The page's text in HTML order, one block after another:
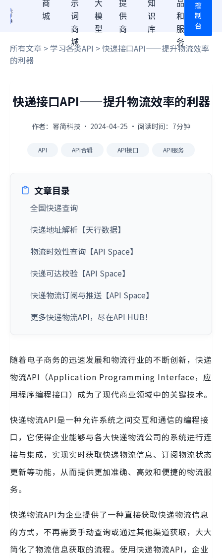
商
城
示
词
商
城
大
模
型
提
供
商
知
识
库
品
和
服
务
控
制
台
所有文章 >学习各类API > 快递接口API——提升物流效率
的利器
快递接口API——提升物流效率的利器
作者：幂简科技 · 2024-04-25 · 阅读时间：7分钟
API API合辑 API接口 API服务
文章目录
全国快递查询
快递地址解析【天行数据】
物流时效性查询【API Space】
快递可达校验【API Space】
快递物流订阅与推送【API Space】
更多快递物流API，尽在API HUB！
随着电子商务的迅速发展和物流行业的不断创新，快递
物流API（Application Programming Interface，应
用程序编程接口）成为了现代商业领域中的关键技术。
快递物流API是一种允许系统之间交互和通信的编程接
口，它使得企业能够与各大快递物流公司的系统进行连
接与集成，实现实时获取快递物流信息、订阅物流状态
更新等功能，从而提供更加准确、高效和便捷的物流服
务。
快递物流API为企业提供了一种直接获取快递物流信息
的方式，不再需要手动查询或通过其他渠道获取，大大
简化了物流信息获取的流程。使用快递物流API，企业